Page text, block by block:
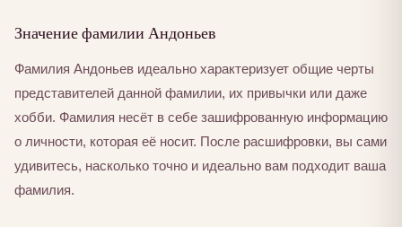
Значение фамилии Андоньев
Фамилия Андоньев идеально характеризует общие черты
представителей данной фамилии, их привычки или даже
хобби. Фамилия несёт в себе зашифрованную информацию
о личности, которая её носит. После расшифровки, вы сами
удивитесь, насколько точно и идеально вам подходит ваша
фамилия.